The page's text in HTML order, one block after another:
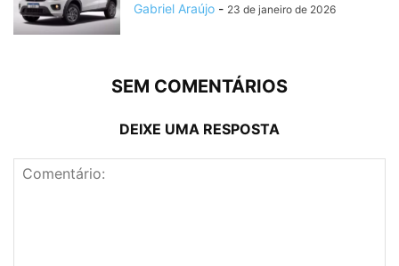
Gabriel Araújo - 23 de janeiro de 2026
SEM COMENTÁRIOS
DEIXE UMA RESPOSTA